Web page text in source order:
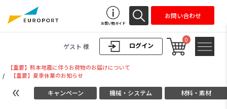
ログイン
ゲスト 様
0
お買い物ガイド
お問い合わせ
【重要】熊本地震に伴うお荷物のお届けについて
/
【重要】夏季休業のお知らせ
キャンペーン 機械・システム 材料・素材